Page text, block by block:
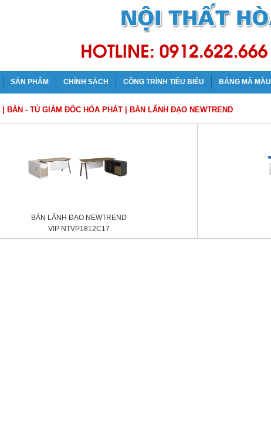
SẢN PHẨM CHÍNH SÁCH CÔNG TRÌNH TIÊU BIỂU BẢNG MÃ MÀU
BÀN - TỦ GIÁM ĐỐC HÒA PHÁT BÀN LÃNH ĐẠO NEWTREND
BÀN LÃNH ĐẠO NEWTREND
VIP NTVP1812C17